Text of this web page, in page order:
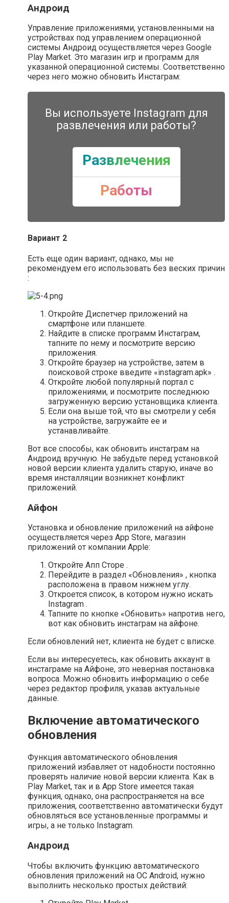
Андроид
Управление приложениями, установленными на
устройствах под управлением операционной
системы Андроид осуществляется через Google
Play Market. Это магазин игр и программ для
указанной операционной системы. Соответственно
через него можно обновить Инстаграм:
Вы используете Instagram для
развлечения или работы?
Развлечения
Работы
Вариант 2
Есть еще один вариант, однако, мы не
рекомендуем его использовать без веских причин
:
Откройте Диспетчер приложений на
смартфоне или планшете.
Найдите в списке программ Инстаграм,
тапните по нему и посмотрите версию
приложения.
Откройте браузер на устройстве, затем в
поисковой строке введите «instagram.apk» .
Откройте любой популярный портал с
приложениями, и посмотрите последнюю
загруженную версию установщика клиента.
Если она выше той, что вы смотрели у себя
на устройстве, загружайте ее и
устанавливайте.
Вот все способы, как обновить инстаграм на
Андроид вручную. Не забудьте перед установкой
новой версии клиента удалить старую, иначе во
время инсталляции возникнет конфликт
приложений.
Айфон
Установка и обновление приложений на айфоне
осуществляется через App Store, магазин
приложений от компании Apple:
Откройте Апп Сторе .
Перейдите в раздел «Обновления» , кнопка
расположена в правом нижнем углу.
Откроется список, в котором нужно искать
Instagram .
Тапните по кнопке «Обновить» напротив него,
вот как обновить инстаграм на айфоне.
Если обновлений нет, клиента не будет с вписке.
Если вы интересуетесь, как обновить аккаунт в
инстаграме на Айфоне, это неверная постановка
вопроса. Можно обновить информацию о себе
через редактор профиля, указав актуальные
данные.
Включение автоматического
обновления
Функция автоматического обновления
приложений избавляет от надобности постоянно
проверять наличие новой версии клиента. Как в
Play Market, так и в App Store имеется такая
функция, однако, она распространяется на все
приложения, соответственно автоматически будут
обновляться все установленные программы и
игры, а не только Instagram.
Андроид
Чтобы включить функцию автоматического
обновления приложений на ОС Android, нужно
выполнить несколько простых действий: